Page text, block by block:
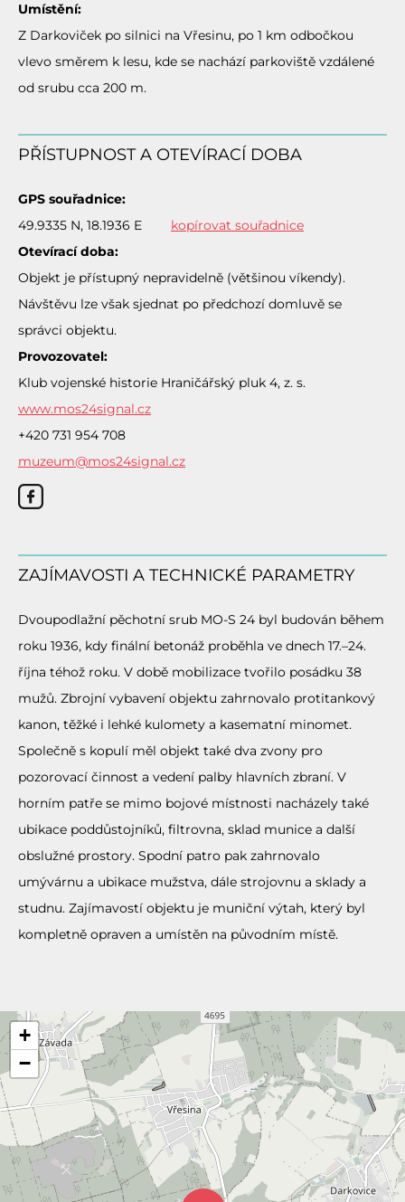
Umístění:
Z Darkoviček po silnici na Vřesinu, po 1 km odbočkou
vlevo směrem k lesu, kde se nachází parkoviště vzdálené
od srubu cca 200 m.
PŘÍSTUPNOST A OTEVÍRACÍ DOBA
GPS souřadnice:
49.9335 N, 18.1936 E
kopírovat souřadnice
Otevírací doba:
Objekt je přístupný nepravidelně (většinou víkendy).
Návštěvu lze však sjednat po předchozí domluvě se
správci objektu.
Provozovatel:
Klub vojenské historie Hraničářský pluk 4, z. s.
www.mos24signal.cz
+420 731 954 708
muzeum@mos24signal.cz
ZAJÍMAVOSTI A TECHNICKÉ PARAMETRY
Dvoupodlažní pěchotní srub MO-S 24 byl budován během
roku 1936, kdy finální betonáž proběhla ve dnech 17.–24.
října téhož roku. V době mobilizace tvořilo posádku 38
mužů. Zbrojní vybavení objektu zahrnovalo protitankový
kanon, těžké i lehké kulomety a kasematní minomet.
Společně s kopulí měl objekt také dva zvony pro
pozorovací činnost a vedení palby hlavních zbraní. V
horním patře se mimo bojové místnosti nacházely také
ubikace poddůstojníků, filtrovna, sklad munice a další
obslužné prostory. Spodní patro pak zahrnovalo
umývárnu a ubikace mužstva, dále strojovnu a sklady a
studnu. Zajímavostí objektu je muniční výtah, který byl
kompletně opraven a umístěn na původním místě.
+
−